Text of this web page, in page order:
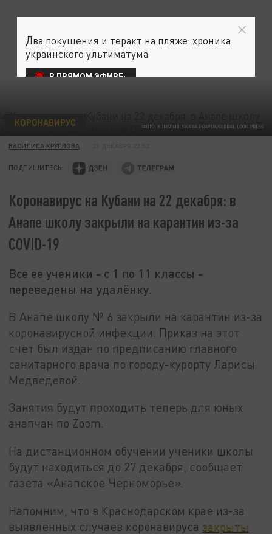
ФОТО: KOMSOMOLSKAYA PRAVDA/GLOBAL LOOK PRESS
КОРОНАВИРУС
ВАСИЛИСА КРУГЛОВА
ПОДПИШИТЕСЬ:
Коронавирус на Кубани на 22 декабря: в
Анапе школу закрыли на карантин из-за
COVID-19
Все ее ученики - с 1 по 11 классы -
переведены на удалёнку.
В Анапе школу № 6 закрыли на карантин из-за
коронавирусной инфекции. Приказ на этот
счет был издан по предписанию главного
санитарного врача по городу-курорту Ларисы
Медведевой.
Занятия будут проходить теперь для юных
анапчан по Zoom.
На дистанционном обучении ученики школы
будут находиться до 27 декабря, сообщает
газета «Анапское Черноморье».
Напомним, что в Краснодарском крае из-за
выявленных случаев коронавируса закрыты
Два покушения и теракт на пляже: хроника
украинского ультиматума
В ПРЯМОМ ЭФИРЕ: